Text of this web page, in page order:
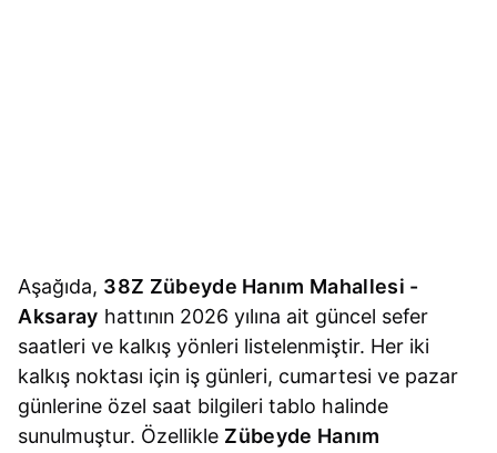
Aşağıda, 38Z Zübeyde Hanım Mahallesi -
Aksaray hattının 2026 yılına ait güncel sefer
saatleri ve kalkış yönleri listelenmiştir. Her iki
kalkış noktası için iş günleri, cumartesi ve pazar
günlerine özel saat bilgileri tablo halinde
sunulmuştur. Özellikle Zübeyde Hanım